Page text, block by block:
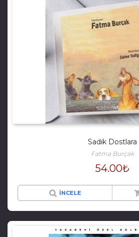
Sadık Dostlara
Fatma Burçak
54.00₺
İNCELE